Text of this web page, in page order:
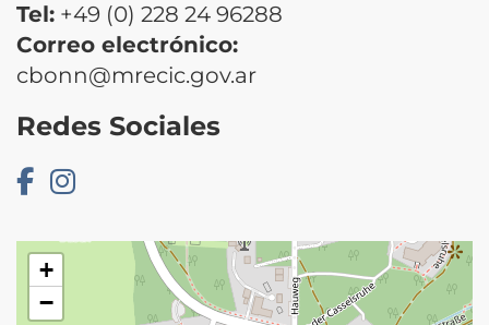
Tel: +49 (0) 228 24 96288
Correo electrónico:
cbonn@mrecic.gov.ar
Redes Sociales
+
−